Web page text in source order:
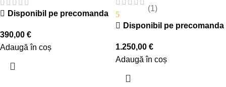
Disponibil pe precomanda
390,00 €
Adaugă în coș
5
(1)
Disponibil pe precomanda
1.250,00 €
Adaugă în coș